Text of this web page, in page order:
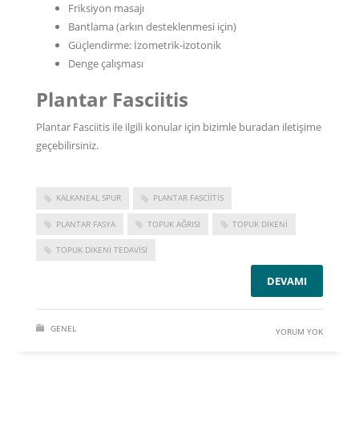
Friksiyon masajı
Bantlama (arkın desteklenmesi için)
Güçlendirme: İzometrik-izotonik
Denge çalışması
Plantar Fasciitis
Plantar Fasciitis ile ilgili konular için bizimle buradan iletişime
geçebilirsiniz.
KALKANEAL SPUR PLANTAR FASCIITIS
PLANTAR FASYA TOPUK AĞRISI TOPUK DIKENI
TOPUK DIKENI TEDAVISI
DEVAMI
GENEL YORUM YOK